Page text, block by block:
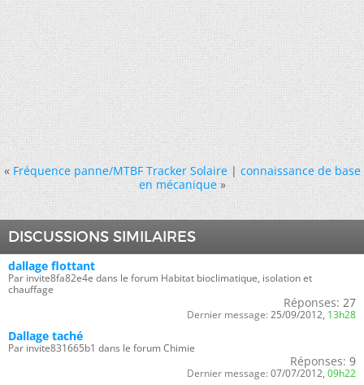
« Fréquence panne/MTBF Tracker Solaire|connaissance de base
en mécanique »
DISCUSSIONS SIMILAIRES
dallage flottant
Par invite8fa82e4e dans le forum Habitat bioclimatique, isolation et
chauffage
Réponses: 27
Dernier message: 25/09/2012, 13h28
Dallage taché
Par invite831665b1 dans le forum Chimie
Réponses: 9
Dernier message: 07/07/2012, 09h22